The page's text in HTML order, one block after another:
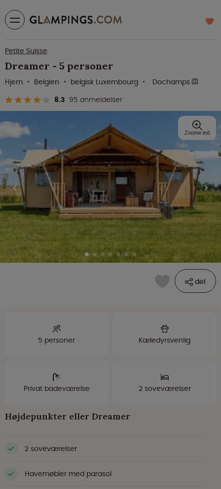
Petite Suisse
Dreamer - 5 personer
8.3 95 anmeldelser
Hjem Belgien belgisk Luxembourg Dochamps
del
Zoome ind
5 personer Kæledyrsvenlig
Privat badeværelse 2 soveværelser
Højdepunkter eller Dreamer
2 soveværelser
Havemøbler med parasol